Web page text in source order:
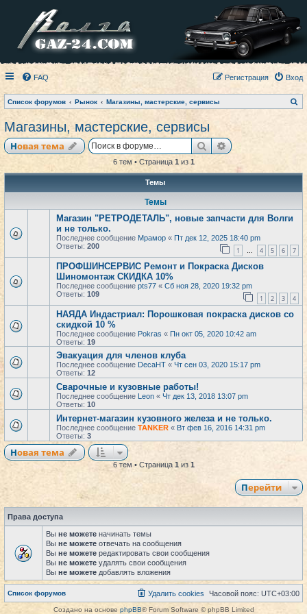
FAQ Вход
Регистрация
Список форумов Рынок Магазины, мастерские, сервисы
о
Магазины, мастерские, сервисы
Новая тема ПоискРасширенный
6 тем • Страница 1из 1
Темы
Темы
Магазин "РЕТРОДЕТАЛЬ", новые запчасти для Волги
и не только.
Последнее сообщение Мрамор « Пт дек 12, 2025 18:40 pm
Ответы: 200 1 … 4 5 6 7
ПРОФШИНСЕРВИС Ремонт и Покраска Дисков
Шиномонтаж СКИДКА 10%
Последнее сообщение pts77 « Сб ноя 28, 2020 19:32 pm
Ответы: 109 1 2 3 4
НАЯДА Индастриал: Порошковая покраска дисков со
скидкой 10 %
Последнее сообщение Pokras « Пн окт 05, 2020 10:42 am
Ответы: 19
Эвакуация для членов клуба
Последнее сообщение DecaHT « Чт сен 03, 2020 15:17 pm
Ответы: 12
Сварочные и кузовные работы!
Последнее сообщение Leon « Чт дек 13, 2018 13:07 pm
Ответы: 10
Интернет-магазин кузовного железа и не только.
Последнее сообщение TANKER « Вт фев 16, 2016 14:31 pm
Ответы: 3
Новая тема
6 тем • Страница 1 из 1
Перейти
Права доступа
Вы не можете начинать темы
Вы не можете отвечать на сообщения
Вы не можете редактировать свои сообщения
Вы не можете удалять свои сообщения
Вы не можете добавлять вложения
Список форумов Часовой пояс: UTC+03:00
Удалить cookies
Создано на основе phpBB® Forum Software © phpBB Limited